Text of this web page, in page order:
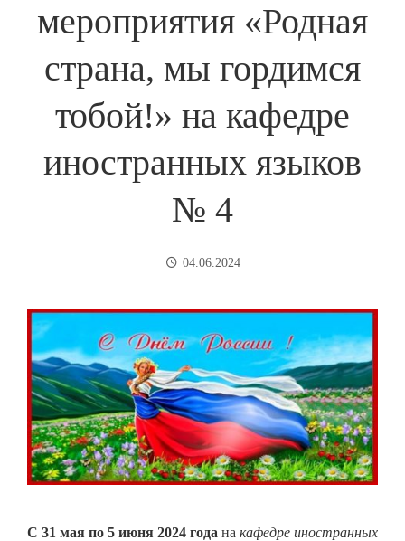
мероприятия «Родная
страна, мы гордимся
тобой!» на кафедре
иностранных языков
№ 4
04.06.2024
С 31 мая по 5 июня 2024 года на кафедре иностранных